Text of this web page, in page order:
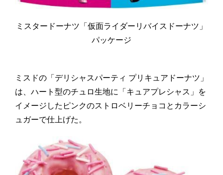
ミスタードーナツ「仮面ライダーリバイスドーナツ」
パッケージ
ミスドの「デリシャスパーティ プリキュアドーナツ」
は、ハート型のチュロ生地に「キュアプレシャス」を
イメージしたピンクのストロベリーチョコとカラーシ
ュガーで仕上げた。